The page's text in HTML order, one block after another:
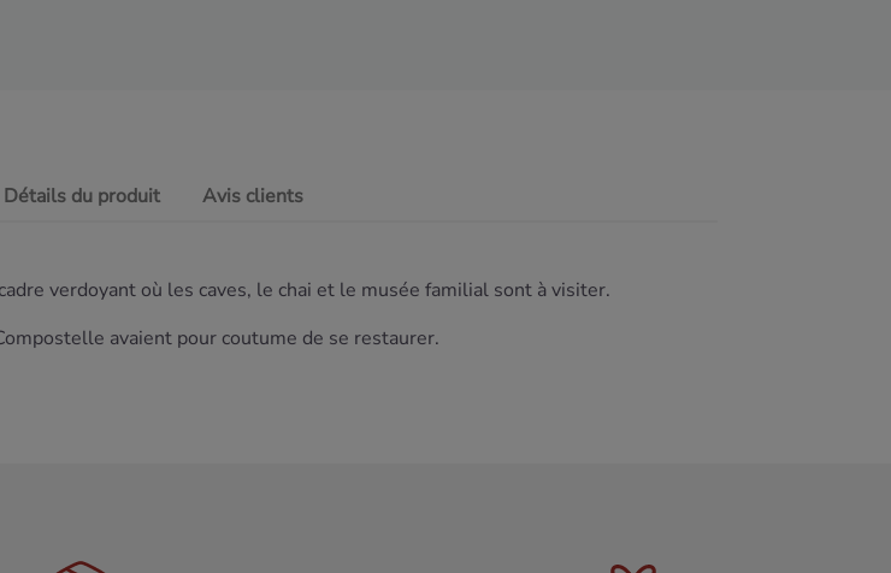
Détails du produit Avis clients
verdoyant où les caves, le chai et le musée familial sont à visiter.
avaient pour coutume de se restaurer.